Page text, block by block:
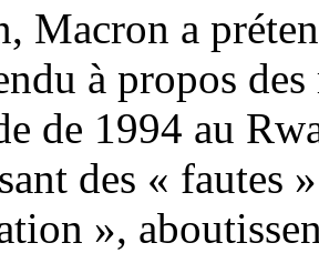
Macron a
à propos
de 1994 au
des « fautes
»,